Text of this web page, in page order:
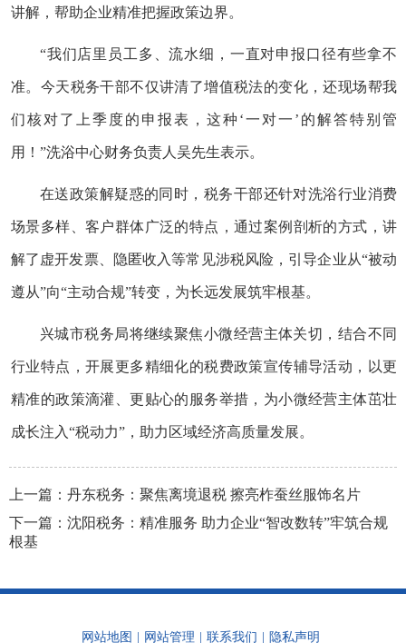
讲解，帮助企业精准把握政策边界。
“我们店里员工多、流水细，一直对申报口径有些拿不
准。今天税务干部不仅讲清了增值税法的变化，还现场帮我
们核对了上季度的申报表，这种‘一对一’的解答特别管
用！”洗浴中心财务负责人吴先生表示。
在送政策解疑惑的同时，税务干部还针对洗浴行业消费
场景多样、客户群体广泛的特点，通过案例剖析的方式，讲
解了虚开发票、隐匿收入等常见涉税风险，引导企业从“被动
遵从”向“主动合规”转变，为长远发展筑牢根基。
兴城市税务局将继续聚焦小微经营主体关切，结合不同
行业特点，开展更多精细化的税费政策宣传辅导活动，以更
精准的政策滴灌、更贴心的服务举措，为小微经营主体茁壮
成长注入“税动力”，助力区域经济高质量发展。
上一篇： 丹东税务：聚焦离境退税 擦亮柞蚕丝服饰名片
下一篇： 沈阳税务：精准服务 助力企业“智改数转”牢筑合规
根基
网站地图 | 网站管理 | 联系我们 | 隐私声明